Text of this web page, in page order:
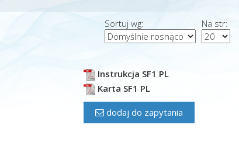
Na str:
Sortuj wg:
Instrukcja SF1 PL
Karta SF1 PL
dodaj do zapytania